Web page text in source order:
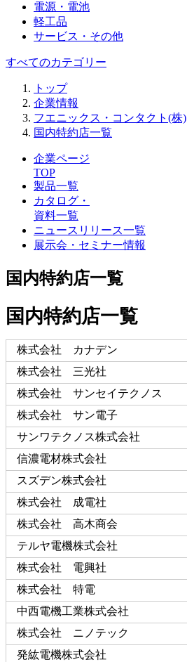
電源・電池
軽工品
サービス・その他
すべてのカテゴリー
トップ
企業情報
フエニックス・コンタクト(株)
国内特約店一覧
企業ページ
TOP
製品一覧
カタログ・
資料一覧
ニュースリリース一覧
展示会・セミナー情報
国内特約店一覧
国内特約店一覧
株式会社 カナデン
株式会社 三光社
株式会社 サンセイテクノス
株式会社 サン電子
サンワテクノス株式会社
信濃電材株式会社
スズデン株式会社
株式会社 成電社
株式会社 高木商会
テルヤ電機株式会社
株式会社 電興社
株式会社 特電
中西電機工業株式会社
株式会社 ニノテック
発紘電機株式会社